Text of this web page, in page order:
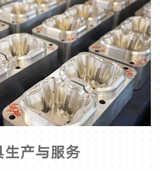
生产与服务